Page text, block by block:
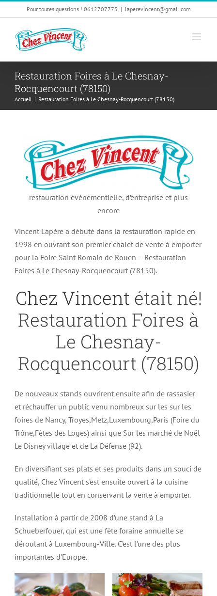
au
contenu
Pour toutes questions ! 0612707773 | laperevincent@gmail.com
Restauration Foires à Le Chesnay-
Rocquencourt (78150)
Accueil | Restauration Foires à Le Chesnay-Rocquencourt (78150)
restauration évènementielle, d’entreprise et plus
encore
Vincent Lapère a débuté dans la restauration rapide en
1998 en ouvrant son premier chalet de vente à emporter
pour la Foire Saint Romain de Rouen – Restauration
Foires à Le Chesnay-Rocquencourt (78150).
Chez Vincent était né!
Restauration Foires à
Le Chesnay-
Rocquencourt (78150)
De nouveaux stands ouvrirent ensuite afin de rassasier
et réchauffer un public venu nombreux sur les sur les
foires de Nancy, Troyes,Metz,Luxembourg,Paris (Foire du
Trône,Fêtes des Loges) ainsi que Sur les marché de Noël
Le Disney village et de La Défense (92).
En diversifiant ses plats et ses produits dans un souci de
qualité, Chez Vincent s’est ensuite ouvert à la cuisine
traditionnelle tout en conservant la vente à emporter.
Installation à partir de 2008 d’une stand à La
Schueberfouer, qui est une fête foraine annuelle se
déroulant à Luxembourg-Ville. C’est l’une des plus
importantes d’Europe.